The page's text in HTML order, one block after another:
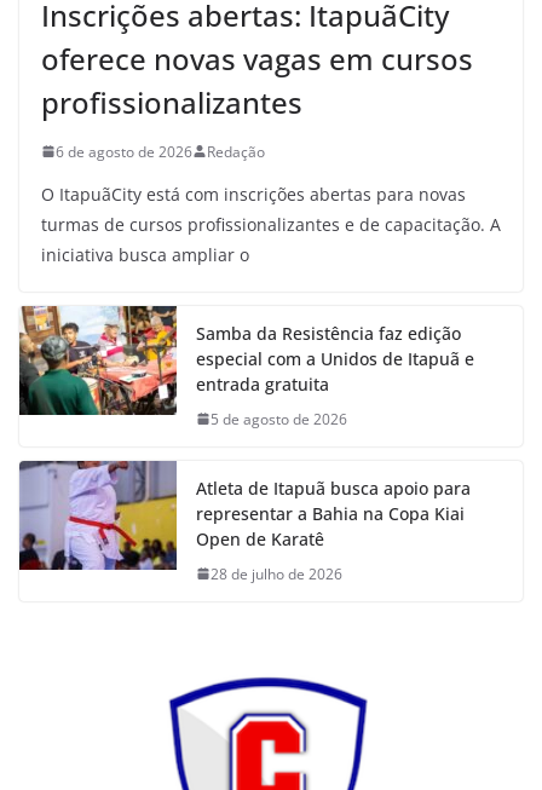
Inscrições abertas: ItapuãCity
oferece novas vagas em cursos
profissionalizantes
6 de agosto de 2026 Redação
O ItapuãCity está com inscrições abertas para novas
turmas de cursos profissionalizantes e de capacitação. A
iniciativa busca ampliar o
Samba da Resistência faz edição
especial com a Unidos de Itapuã e
entrada gratuita
5 de agosto de 2026
Atleta de Itapuã busca apoio para
representar a Bahia na Copa Kiai
Open de Karatê
28 de julho de 2026